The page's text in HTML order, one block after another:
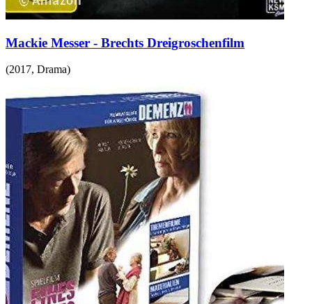
Mackie Messer - Brechts Dreigroschenfilm
(2017, Drama)